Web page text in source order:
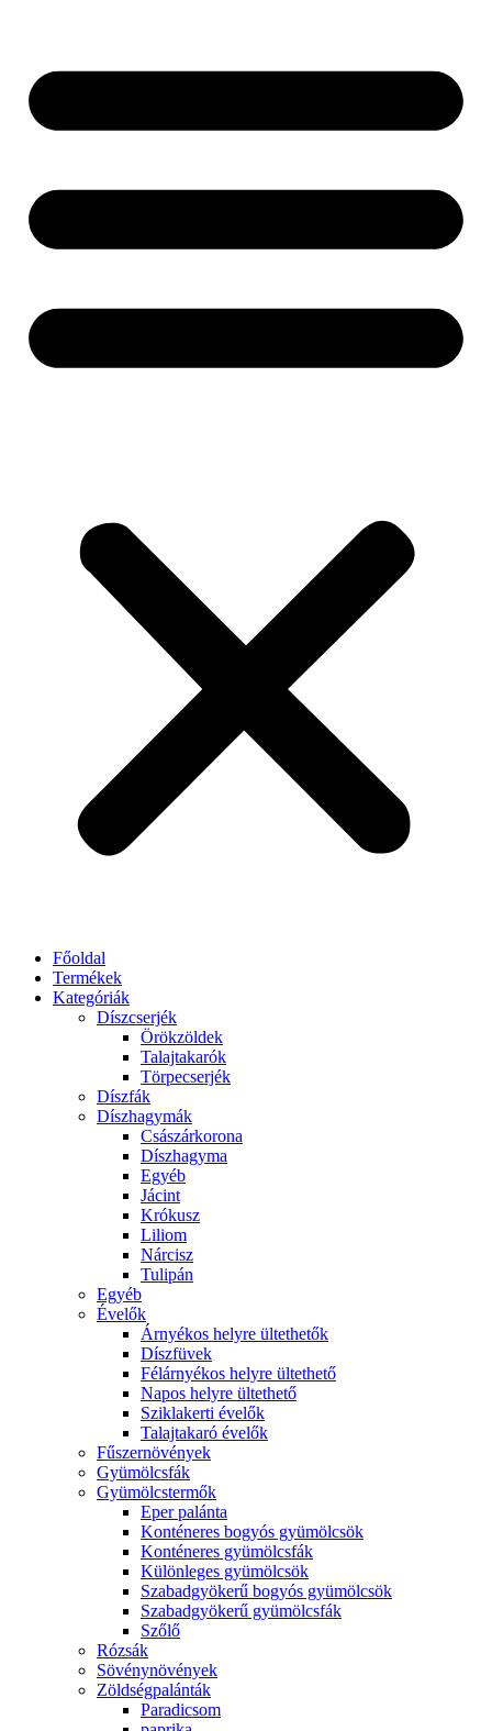
Főoldal
Termékek
Kategóriák
Díszcserjék
Örökzöldek
Talajtakarók
Törpecserjék
Díszfák
Díszhagymák
Császárkorona
Díszhagyma
Egyéb
Jácint
Krókusz
Liliom
Nárcisz
Tulipán
Egyéb
Évelők
Árnyékos helyre ültethetők
Díszfüvek
Félárnyékos helyre ültethető
Napos helyre ültethető
Sziklakerti évelők
Talajtakaró évelők
Fűszernövények
Gyümölcsfák
Gyümölcstermők
Eper palánta
Konténeres bogyós gyümölcsök
Konténeres gyümölcsfák
Különleges gyümölcsök
Szabadgyökerű bogyós gyümölcsök
Szabadgyökerű gyümölcsfák
Szőlő
Rózsák
Sövénynövények
Zöldségpalánták
Paradicsom